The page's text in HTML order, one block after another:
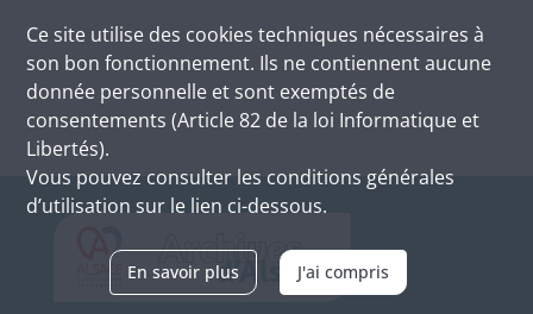
Ce site utilise des cookies techniques nécessaires à
son bon fonctionnement. Ils ne contiennent aucune
donnée personnelle et sont exemptés de
consentements (Article 82 de la loi Informatique et
Libertés).
Vous pouvez consulter les conditions générales
d’utilisation sur le lien ci-dessous.
En savoir plus J'ai compris